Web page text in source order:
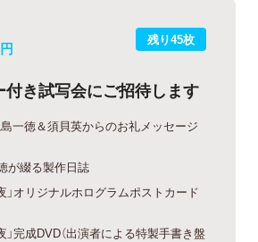
残り45枚
円
付き試写会にご招待します
一徳＆須貝英からのお礼メッセージ
が綴る製作日誌
」オリジナルホログラムポストカード
」完成DVD（出演者による特製手書き盤